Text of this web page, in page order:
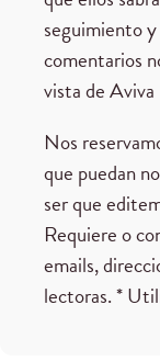
seguimiento
comentarios
vista de
Nos
que puedan
ser que
Requiere o
emails,
lectoras. *